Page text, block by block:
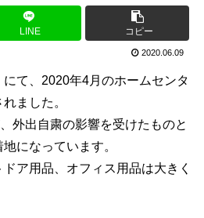
LINE コピー
2020.06.09
て、2020年4月のホームセンタ
ました。
外出自粛の影響を受けたものと
になっています。
ア用品、オフィス用品は大きく